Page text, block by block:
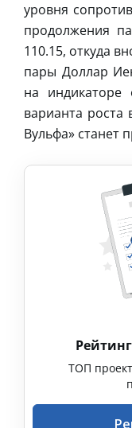
уровня
продолжения
110.15, откуда
пары Доллар
на индикаторе
варианта
Вульфа» станет
ТОП